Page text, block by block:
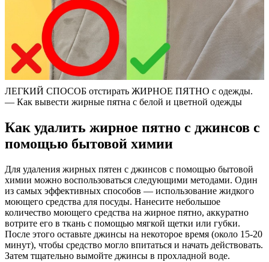
ЛЕГКИЙ СПОСОБ отстирать ЖИРНОЕ ПЯТНО с одежды.
— Как вывести жирные пятна с белой и цветной одежды
Как удалить жирное пятно с джинсов с
помощью бытовой химии
Для удаления жирных пятен с джинсов с помощью бытовой
химии можно воспользоваться следующими методами. Один
из самых эффективных способов — использование жидкого
моющего средства для посуды. Нанесите небольшое
количество моющего средства на жирное пятно, аккуратно
вотрите его в ткань с помощью мягкой щетки или губки.
После этого оставьте джинсы на некоторое время (около 15-20
минут), чтобы средство могло впитаться и начать действовать.
Затем тщательно вымойте джинсы в прохладной воде.